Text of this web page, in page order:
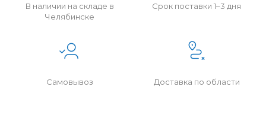
В наличии на складе в
Челябинске
Срок поставки 1–3 дня
Самовывоз Доставка по области